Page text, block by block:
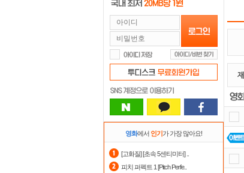
영화에서 인기가 가장 많아요!
[고화질] [초속 5센티미터] ..
피치 퍼펙트 1 [Pitch Perfe..